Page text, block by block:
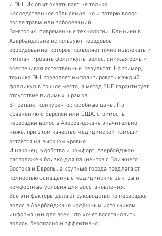
и DHI. Их опыт охватывает не только
наследственное облысение, но и потерю волос
после травм или заболеваний.
Во-вторых, современные технологии. Клиники в
Азербайджане используют передовое
оборудование, которое позволяет точно извлекать и
имплантировать фолликулы волос, снижая боль и
обеспечивая естественный результат. Например,
техника DHI позволяет имплантировать каждый
фолликул в точное место, а метод FUE гарантирует
отсутствие видимых шрамов.
В-третьих, конкурентоспособные цены. По
сравнению с Европой или США, стоимость
пересадки волос в Азербайджане значительно
ниже, при этом качество медицинской помощи
остаётся на высоком уровне.
И наконец, удобство и комфорт. Азербайджан
расположен близко для пациентов с Ближнего
Востока и Европы, а крупные города предлагают
полностью оснащённые медицинские центры и
комфортные условия для восстановления.
Все эти факторы делают руководство по пересадке
волос в Азербайджане надёжным источником
информации для всех, кто хочет восстановить
волосы безопасно и эффективно.